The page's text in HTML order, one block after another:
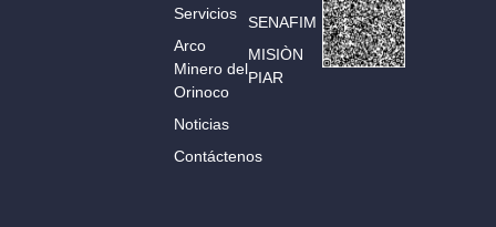
SENAFIM
MISIÒN
PIAR
Servicios
Arco
Minero del
Orinoco
Noticias
Contáctenos